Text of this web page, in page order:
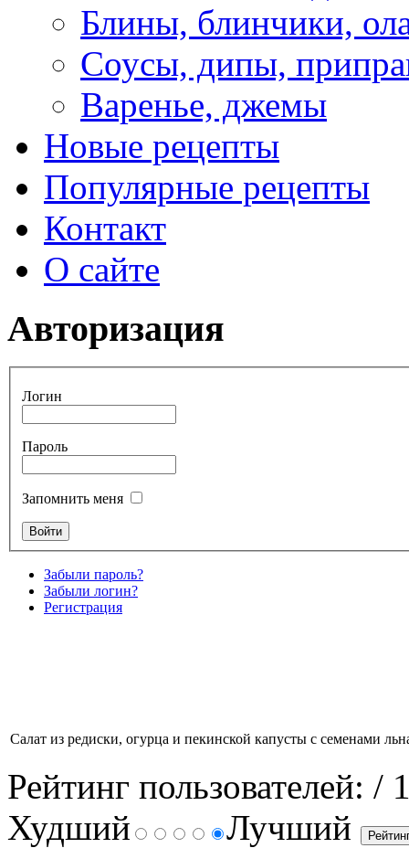
Блины, блинчики,
Соусы, дипы,
Варенье, джемы
Новые рецепты
Популярные рецепты
Контакт
О сайте
Авторизация
Логин
Пароль
Запомнить меня
Забыли пароль?
Забыли логин?
Регистрация
Салат из редиски, огурца и пекинской капусты с семенами
Рейтинг пользователей: /
Худший
Лучший